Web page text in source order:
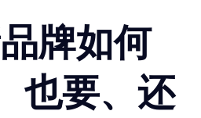
牌如何
也要、还